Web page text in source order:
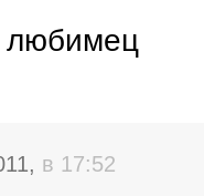
любимец
в 17:52